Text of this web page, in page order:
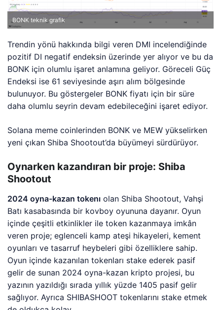
BONK teknik grafik
Trendin yönü hakkında bilgi veren DMI incelendiğinde
pozitif DI negatif endeksin üzerinde yer alıyor ve bu da
BONK için olumlu işaret anlamına geliyor. Göreceli Güç
Endeksi ise 61 seviyesinde aşırı alım bölgesinde
bulunuyor. Bu göstergeler BONK fiyatı için bir süre
daha olumlu seyrin devam edebileceğini işaret ediyor.
Solana meme coinlerinden BONK ve MEW yükselirken
yeni çıkan Shiba Shootout’da büyümeyi sürdürüyor.
Oynarken kazandıran bir proje: Shiba
Shootout
2024 oyna-kazan tokenı olan Shiba Shootout, Vahşi
Batı kasabasında bir kovboy oyununa dayanır. Oyun
içinde çeşitli etkinlikler ile token kazanmaya imkân
veren proje; eglenceli kamp ateşi hikayeleri, kement
oyunları ve tasarruf heybeleri gibi özelliklere sahip.
Oyun içinde kazanılan tokenları stake ederek pasif
gelir de sunan 2024 oyna-kazan kripto projesi, bu
yazının yazıldığı sırada yıllık yüzde 1405 pasif gelir
sağlıyor. Ayrıca SHIBASHOOT tokenlarını stake etmek